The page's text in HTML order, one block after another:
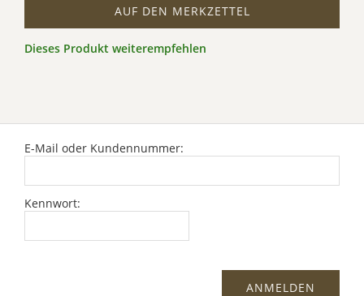
AUF DEN MERKZETTEL
Dieses Produkt weiterempfehlen
E-Mail oder Kundennummer:
Kennwort: